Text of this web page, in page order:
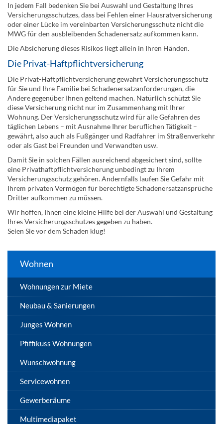
In jedem Fall bedenken Sie bei Auswahl und Gestaltung Ihres
Versicherungsschutzes, dass bei Fehlen einer Hausratversicherung
oder einer Lücke im vereinbarten Versicherungsschutz nicht die
MWG für den ausbleibenden Schadenersatz aufkommen kann.
Die Absicherung dieses Risikos liegt allein in Ihren Händen.
Die Privat-Haftpflichtversicherung
Die Privat-Haftpflichtversicherung gewährt Versicherungsschutz
für Sie und Ihre Familie bei Schadenersatzanforderungen, die
Andere gegenüber Ihnen geltend machen. Natürlich schützt Sie
diese Versicherung nicht nur im Zusammenhang mit Ihrer
Wohnung. Der Versicherungsschutz wird für alle Gefahren des
täglichen Lebens – mit Ausnahme Ihrer beruflichen Tätigkeit –
gewährt, also auch als Fußgänger und Radfahrer im Straßenverkehr
oder als Gast bei Freunden und Verwandten usw.
Damit Sie in solchen Fällen ausreichend abgesichert sind, sollte
eine Privathaftpflichtversicherung unbedingt zu Ihrem
Versicherungsschutz gehören. Andernfalls laufen Sie Gefahr mit
Ihrem privaten Vermögen für berechtigte Schadenersatzansprüche
Dritter aufkommen zu müssen.
Wir hoffen, Ihnen eine kleine Hilfe bei der Auswahl und Gestaltung
Ihres Versicherungsschutzes gegeben zu haben.
Seien Sie vor dem Schaden klug!
Wohnen
Wohnungen zur Miete
Neubau & Sanierungen
Junges Wohnen
Pfiffikuss Wohnungen
Wunschwohnung
Servicewohnen
Gewerberäume
Multimediapaket